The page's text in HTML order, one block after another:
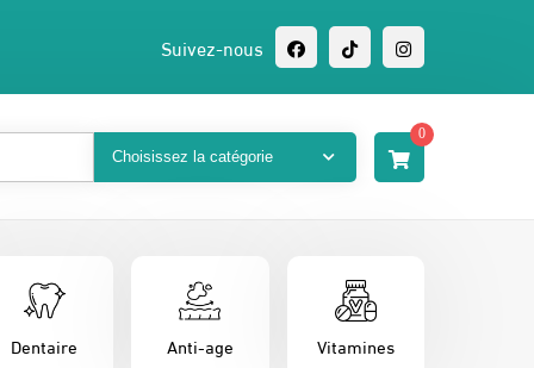
Suivez-nous
0
Dentaire Anti-age Vitamines